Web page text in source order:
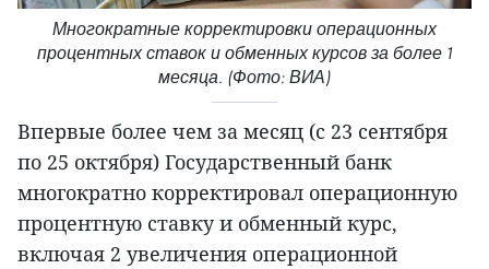
Многократные корректировки операционных
процентных ставок и обменных курсов за более 1
месяца. (Фото: ВИА)
Впервые более чем за месяц (с 23 сентября
по 25 октября) Государственный банк
многократно корректировал операционную
процентную ставку и обменный курс,
включая 2 увеличения операционной